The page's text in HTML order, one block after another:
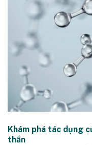
Khám phá tác dụng
thần